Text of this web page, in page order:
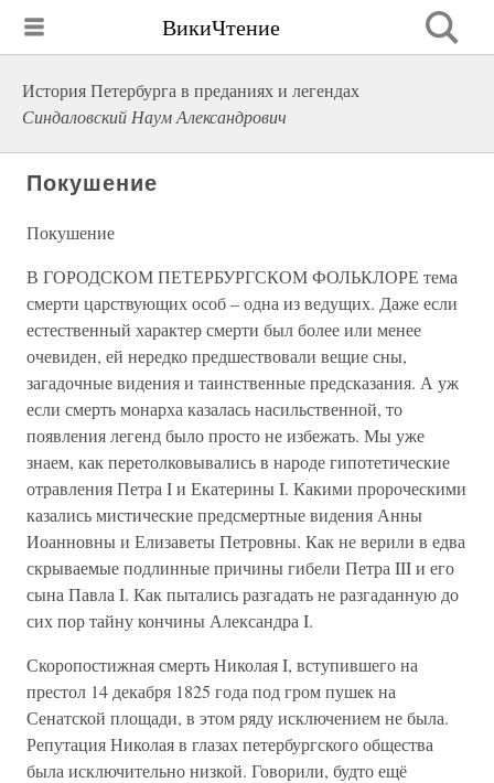
ВикиЧтение
История Петербурга в преданиях и легендах
Синдаловский Наум Александрович
Покушение
Покушение
В ГОРОДСКОМ ПЕТЕРБУРГСКОМ ФОЛЬКЛОРЕ тема
смерти царствующих особ – одна из ведущих. Даже если
естественный характер смерти был более или менее
очевиден, ей нередко предшествовали вещие сны,
загадочные видения и таинственные предсказания. А уж
если смерть монарха казалась насильственной, то
появления легенд было просто не избежать. Мы уже
знаем, как перетолковывались в народе гипотетические
отравления Петра I и Екатерины I. Какими пророческими
казались мистические предсмертные видения Анны
Иоанновны и Елизаветы Петровны. Как не верили в едва
скрываемые подлинные причины гибели Петра III и его
сына Павла I. Как пытались разгадать не разгаданную до
сих пор тайну кончины Александра I.
Скоропостижная смерть Николая I, вступившего на
престол 14 декабря 1825 года под гром пушек на
Сенатской площади, в этом ряду исключением не была.
Репутация Николая в глазах петербургского общества
была исключительно низкой. Говорили, будто ещё